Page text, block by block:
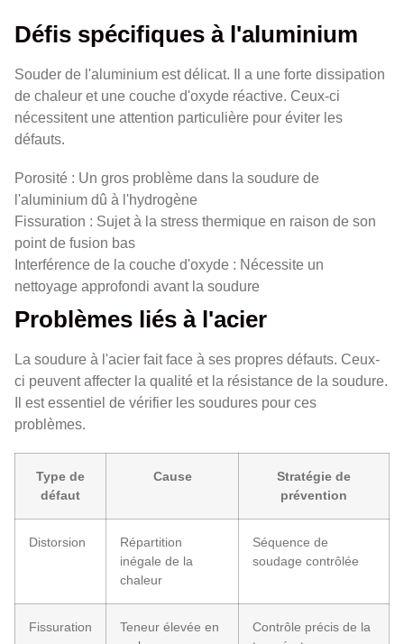
Défis spécifiques à l'aluminium
Souder de l'aluminium est délicat. Il a une forte dissipation
de chaleur et une couche d'oxyde réactive. Ceux-ci
nécessitent une attention particulière pour éviter les
défauts.
Porosité : Un gros problème dans la soudure de
l'aluminium dû à l'hydrogène
Fissuration : Sujet à la stress thermique en raison de son
point de fusion bas
Interférence de la couche d'oxyde : Nécessite un
nettoyage approfondi avant la soudure
Problèmes liés à l'acier
La soudure à l'acier fait face à ses propres défauts. Ceux-
ci peuvent affecter la qualité et la résistance de la soudure.
Il est essentiel de vérifier les soudures pour ces
problèmes.
Type de
défaut
Cause
Stratégie de
prévention
Distorsion
Répartition
inégale de la
chaleur
Séquence de
soudage contrôlée
Fissuration
Teneur élevée en
Contrôle précis de la